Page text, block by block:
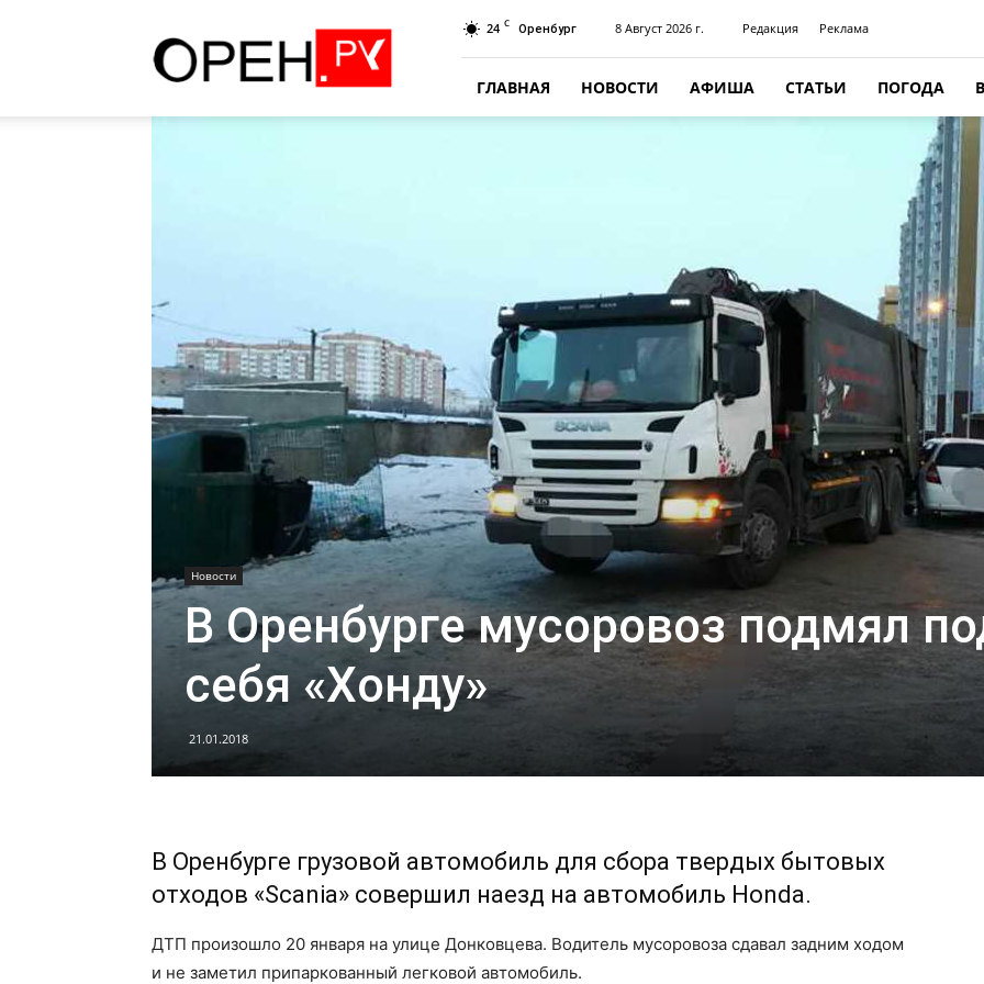
24 C Оренбург 8 Август 2026 г. Редакция Реклама
ГЛАВНАЯ НОВОСТИ АФИША СТАТЬИ ПОГОДА
Новости
В Оренбурге мусоровоз подмял
себя «Хонду»
21.01.2018
В Оренбурге грузовой автомобиль для сбора твердых бытовых
отходов «Scania» совершил наезд на автомобиль Honda.
ДТП произошло 20 января на улице Донковцева. Водитель мусоровоза сдавал задним ходом
и не заметил припаркованный легковой автомобиль.